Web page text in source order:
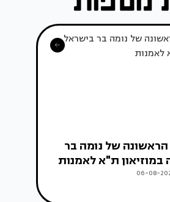
של נומה בר
ת"א לאמנות
06-08-